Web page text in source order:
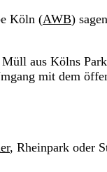
Köln (AWB)
aus Kölns
mit dem
, Rheinpark oder